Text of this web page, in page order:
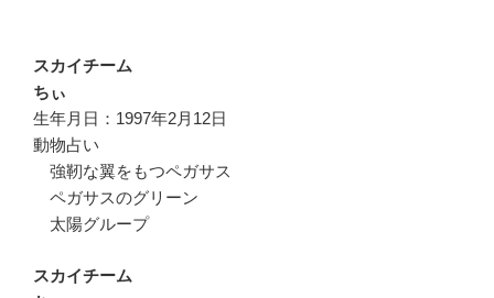
スカイチーム
ちぃ
生年月日：1997年2月12日
動物占い
強靭な翼をもつペガサス
ペガサスのグリーン
太陽グループ
スカイチーム